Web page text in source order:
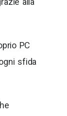
PC
sfida